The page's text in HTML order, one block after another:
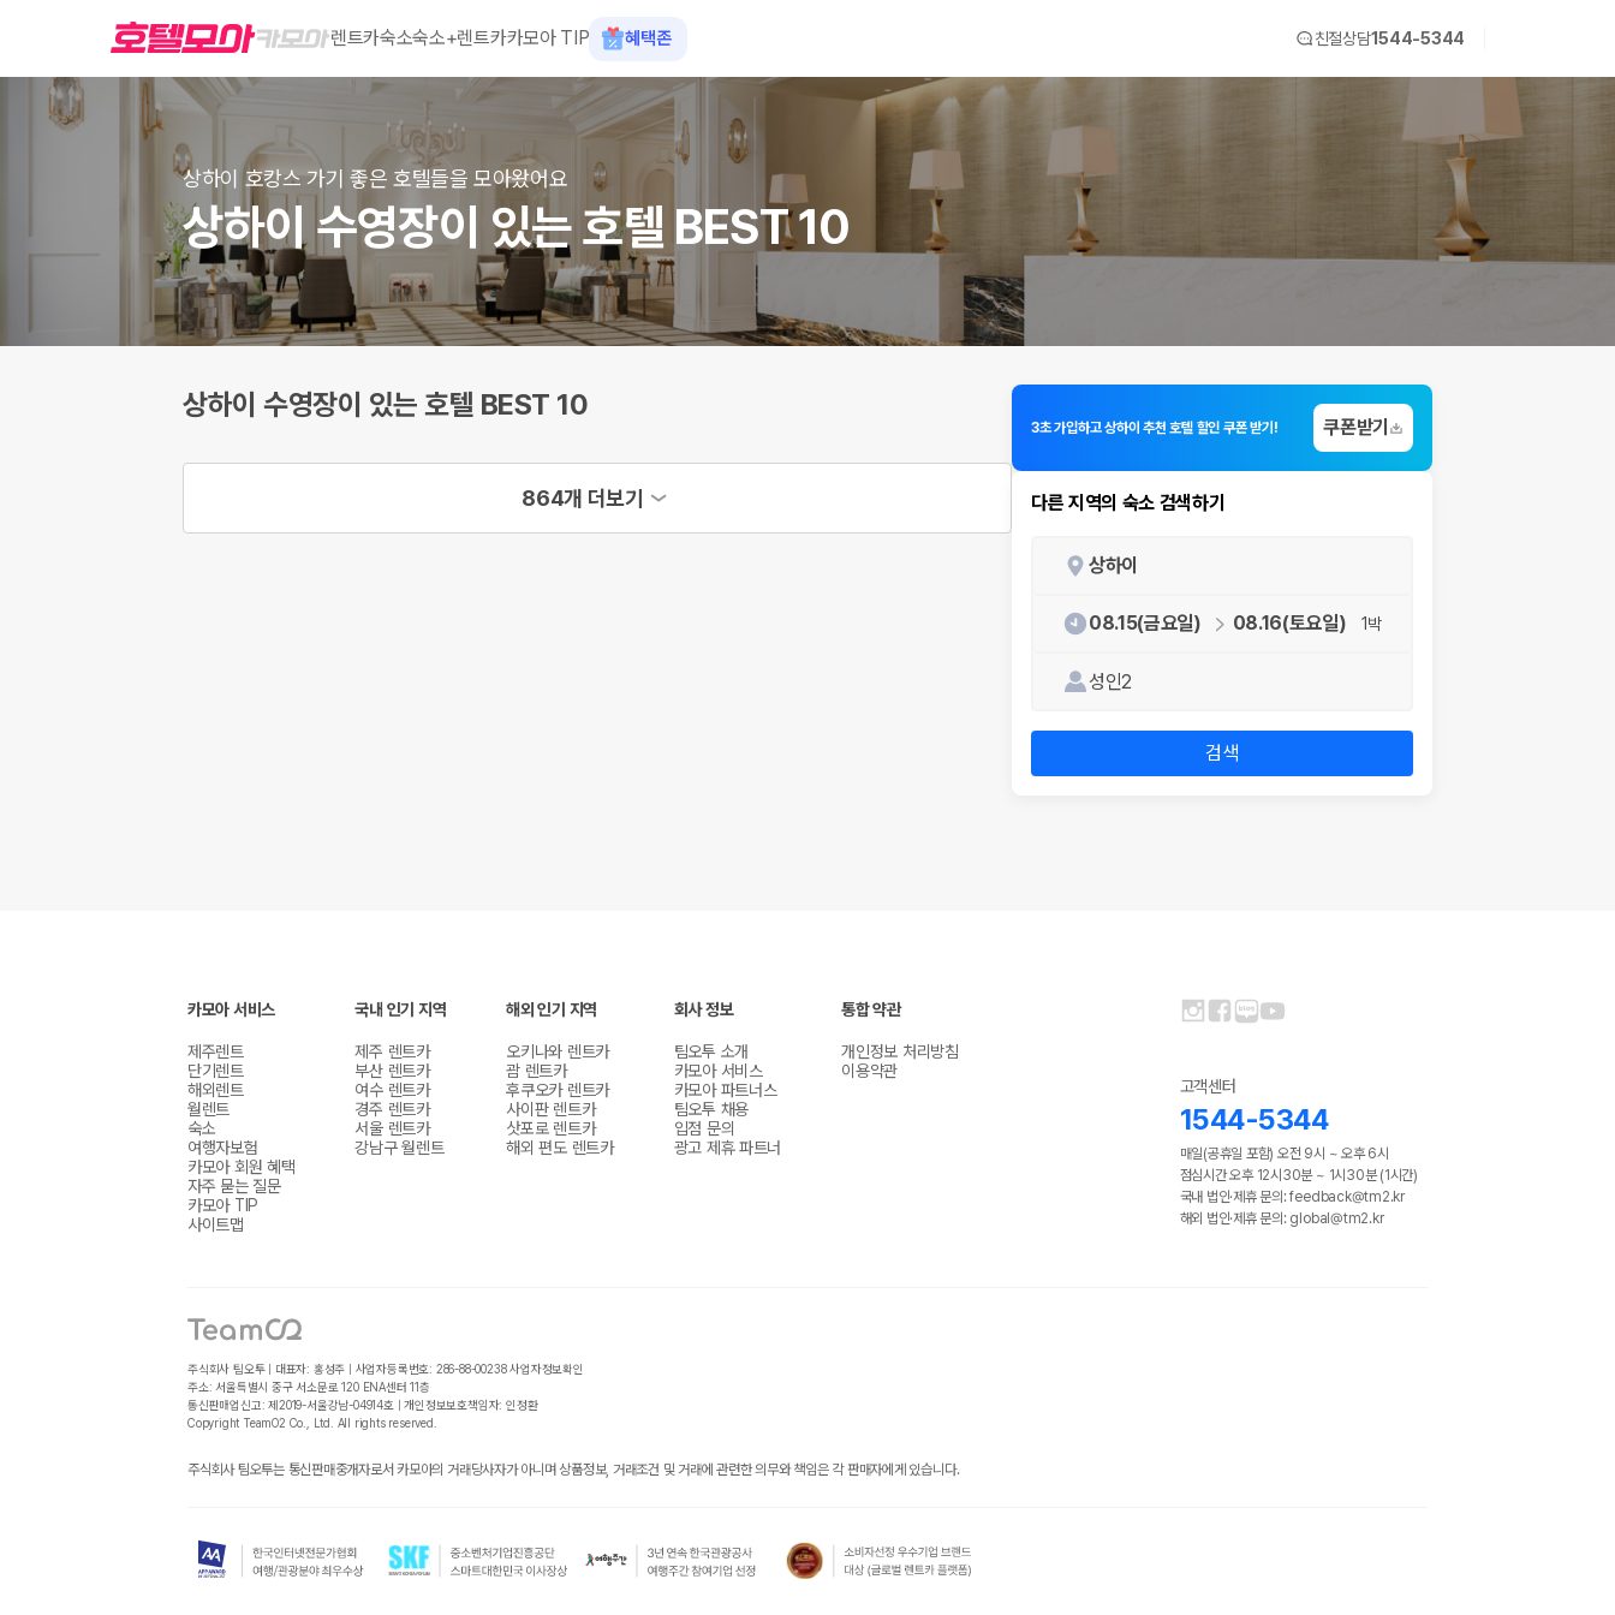
렌트카숙소숙소+렌트카카모아 TIP 혜택존 친절상담1544-5344
상하이 호캉스 가기 좋은 호텔들을 모아왔어요
상하이 수영장이 있는 호텔 BEST 10
상하이 수영장이 있는 호텔 BEST 10
864개 더보기
3초 가입하고 상하이 추천 호텔 할인 쿠폰 받기! 쿠폰받기
다른 지역의 숙소 검색하기
상하이
08.15(금요일) 08.16(토요일) 1박
성인2
검색
카모아 서비스
제주렌트
단기렌트
해외렌트
월렌트
숙소
여행자보험
카모아 회원 혜택
자주 묻는 질문
카모아 TIP
사이트맵
국내 인기 지역
제주 렌트카
부산 렌트카
여수 렌트카
경주 렌트카
서울 렌트카
강남구 월렌트
해외 인기 지역
오키나와 렌트카
괌 렌트카
후쿠오카 렌트카
사이판 렌트카
삿포로 렌트카
해외 편도 렌트카
회사 정보
팀오투 소개
카모아 서비스
카모아 파트너스
팀오투 채용
입점 문의
광고 제휴 파트너
통합 약관
개인정보 처리방침
이용약관
고객센터
1544-5344
매일(공휴일 포함) 오전 9시 ~ 오후 6시
점심시간 오후 12시30분 ~ 1시30분 (1시간)
국내 법인·제휴 문의: feedback@tm2.kr
해외 법인·제휴 문의: global@tm2.kr
주식회사 팀오투 | 대표자: 홍성주 | 사업자등록번호: 286-88-00238 사업자정보확인
주소: 서울특별시 중구 서소문로 120 ENA센터 11층
통신판매업신고: 제2019-서울강남-04914호 | 개인정보보호책임자: 인정환
Copyright TeamO2 Co., Ltd. All rights reserved.
주식회사 팀오투는 통신판매중개자로서 카모아의 거래당사자가 아니며 상품정보, 거래조건 및 거래에 관련한 의무와 책임은 각 판매자에게 있습니다.